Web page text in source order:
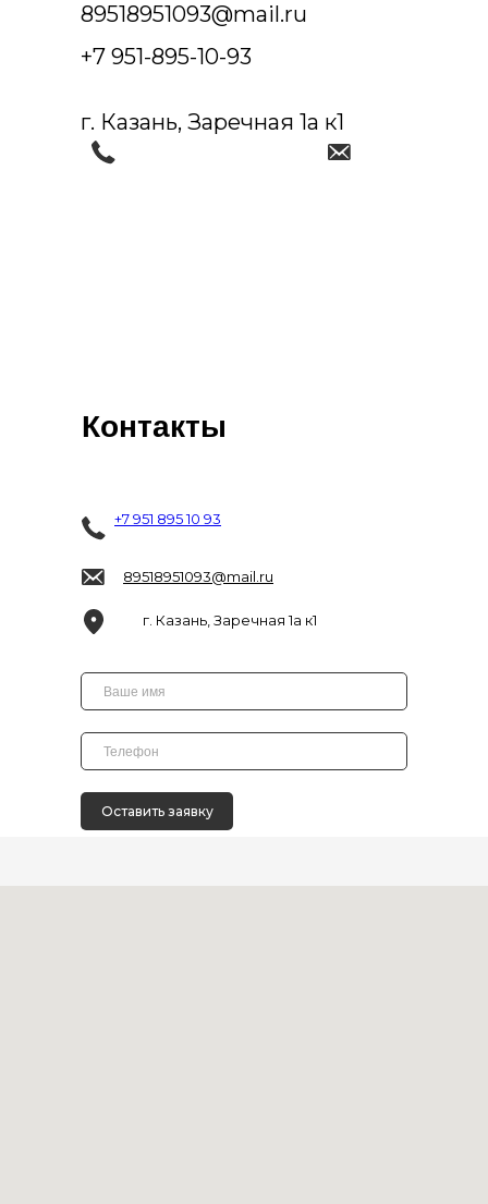
+7 951-895-10-93
89518951093@mail.ru
г. Казань, Заречная 1а к1
Оставить заявку
+7 951 895 10 93
г. Казань, Заречная 1а к1
89518951093@mail.ru
Контакты